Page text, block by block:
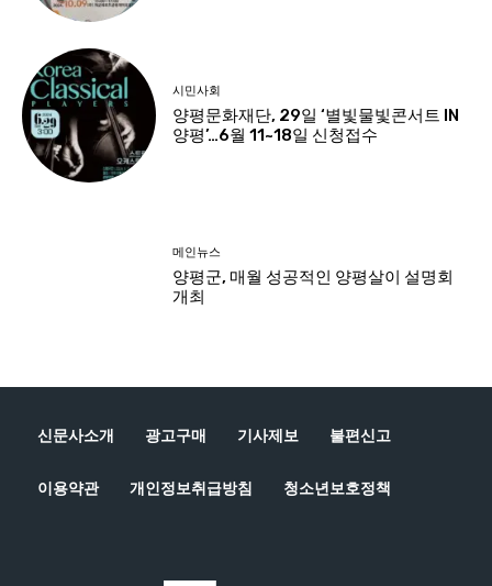
신문사소개 광고구매 기사제보 불편신고
이용약관 개인정보취급방침 청소년보호정책